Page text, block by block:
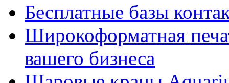
Бесплатные базы
Широкоформатная
вашего бизнеса